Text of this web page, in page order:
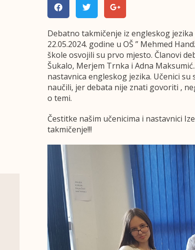
Debatno takmičenje iz engleskog
22.05.2024. godine u OŠ ” Mehmed
škole osvojili su prvo mjesto. Članovi
Šukalo, Merjem Trnka i Adna
nastavnica engleskog jezika. Učenici
naučili, jer debata nije znati govoriti ,
o temi.
Čestitke našim učenicima i nastavnici
takmičenje!!!